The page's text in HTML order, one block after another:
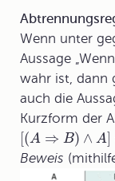
Wenn unter
Aussage
wahr ist, dann
auch die
Kurzform der
[(A ⇒ B) ∧ A]
Beweis